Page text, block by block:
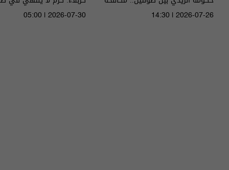
14:30 | 2026-07-26
05:00 | 2026-07-30